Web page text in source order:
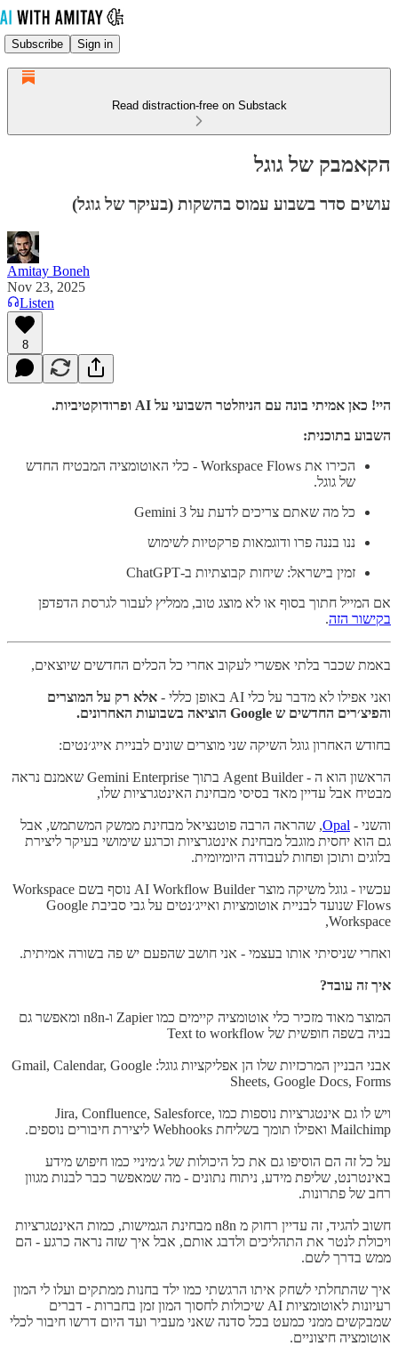
Subscribe Sign in
Read distraction-free on Substack
הקאמבק של גוגל
עושים סדר בשבוע עמוס בהשקות (בעיקר של גוגל)
Amitay Boneh
Nov 23, 2025
Listen
8
היי! כאן אמיתי בונה עם הניוזלטר השבועי על AI ופרודוקטיביות.
השבוע בתוכנית:
הכירו את Workspace Flows - כלי האוטומציה המבטיח החדש
של גוגל.
כל מה שאתם צריכים לדעת על Gemini 3
ננו בננה פרו ודוגמאות פרקטיות לשימוש
זמין בישראל: שיחות קבוצתיות ב-ChatGPT
אם המייל חתוך בסוף או לא מוצג טוב, ממליץ לעבור לגרסת הדפדפן
בקישור הזה.
באמת שכבר בלתי אפשרי לעקוב אחרי כל הכלים החדשים שיוצאים,
ואני אפילו לא מדבר על כלי AI באופן כללי -
אלא רק על המוצרים
והפיצ׳רים החדשים ש Google הוציאה בשבועות האחרונים.
בחודש האחרון גוגל השיקה שני מוצרים שונים לבניית אייג׳נטים:
הראשון הוא ה - Agent Builder בתוך Gemini Enterprise שאמנם נראה
מבטיח אבל עדיין מאד בסיסי מבחינת האינטגרציות שלו,
והשני - Opal, שהראה הרבה פוטנציאל מבחינת ממשק המשתמש, אבל
גם הוא יחסית מוגבל מבחינת אינטגרציות וכרגע שימושי בעיקר ליצירת
בלוגים ותוכן ופחות לעבודה היומיומית.
עכשיו - גוגל משיקה מוצר AI Workflow Builder נוסף בשם Workspace
Flows שנועד לבניית אוטומציות ואייג׳נטים על גבי סביבת Google
Workspace,
ואחרי שניסיתי אותו בעצמי - אני חושב שהפעם יש פה בשורה אמיתית.
איך זה עובד?
המוצר מאוד מזכיר כלי אוטומציה קיימים כמו Zapier ו-n8n ומאפשר גם
בניה בשפה חופשית של Text to workflow
אבני הבניין המרכזיות שלו הן אפליקציות גוגל: Gmail, Calendar, Google
Sheets, Google Docs, Forms
ויש לו גם אינטגרציות נוספות כמו Jira, Confluence, Salesforce,
Mailchimp ואפילו תומך בשליחת Webhooks ליצירת חיבורים נוספים.
על כל זה הם הוסיפו גם את כל היכולות של ג׳מיניי כמו חיפוש מידע
באינטרנט, שליפת מידע, ניתוח נתונים - מה שמאפשר כבר לבנות מגוון
רחב של פתרונות.
חשוב להגיד, זה עדיין רחוק מ n8n מבחינת הגמישות, כמות האינטגרציות
ויכולת לנטר את התהליכים ולדבג אותם, אבל איך שזה נראה כרגע - הם
ממש בדרך לשם.
איך שהתחלתי לשחק איתו הרגשתי כמו ילד בחנות ממתקים ועלו לי המון
רעיונות לאוטומציות AI שיכולות לחסוך המון זמן בחברות - דברים
שמבקשים ממני כמעט בכל סדנה שאני מעביר ועד היום דרשו חיבור לכלי
אוטומציה חיצוניים.